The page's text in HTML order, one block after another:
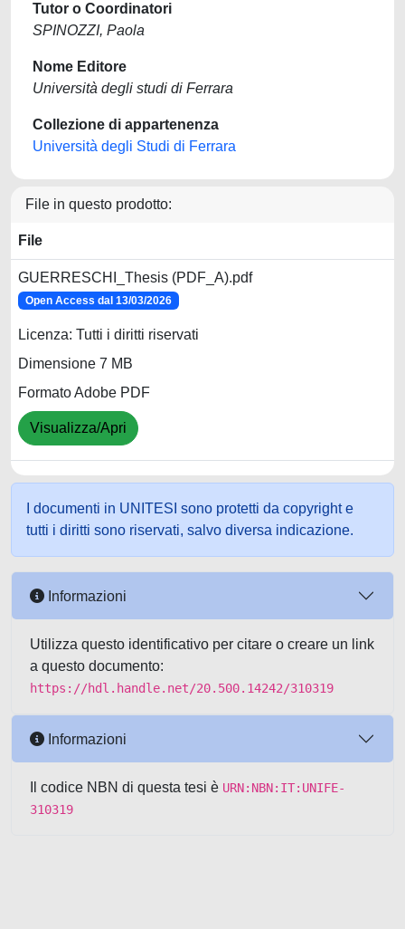
Tutor o Coordinatori
SPINOZZI, Paola
Nome Editore
Università degli studi di Ferrara
Collezione di appartenenza
Università degli Studi di Ferrara
File in questo prodotto:
File
GUERRESCHI_Thesis (PDF_A).pdf
Open Access dal 13/03/2026
Licenza: Tutti i diritti riservati
Dimensione 7 MB
Formato Adobe PDF
Visualizza/Apri
I documenti in UNITESI sono protetti da copyright e
tutti i diritti sono riservati, salvo diversa indicazione.
Informazioni
Utilizza questo identificativo per citare o creare un link
a questo documento:
https://hdl.handle.net/20.500.14242/310319
Informazioni
Il codice NBN di questa tesi è URN:NBN:IT:UNIFE-
310319